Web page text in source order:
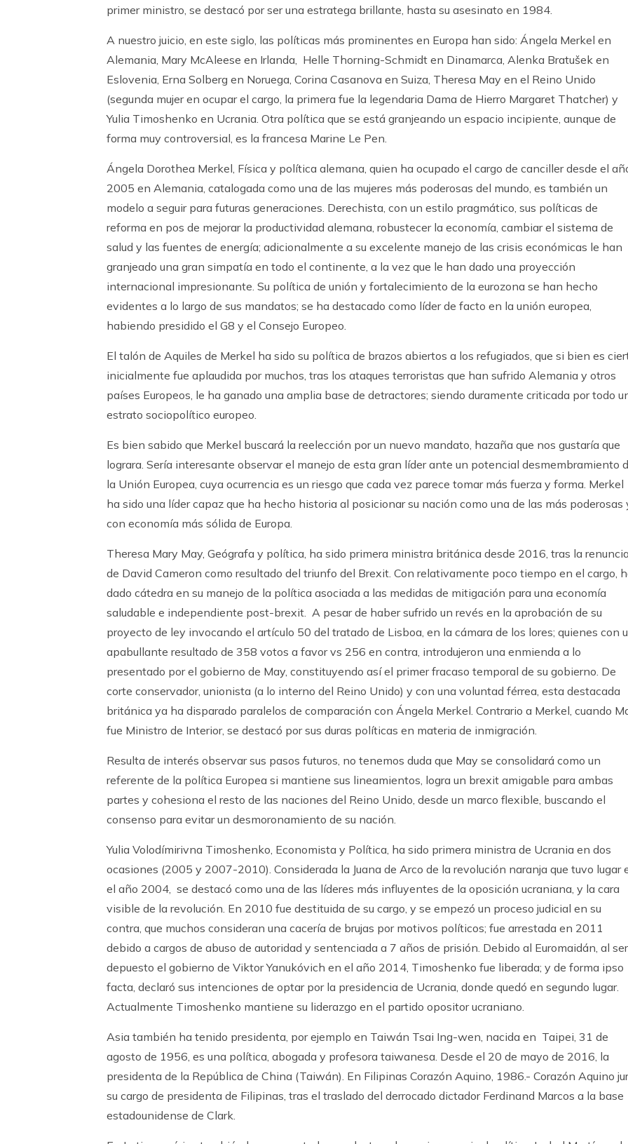
primer ministro, se destacó por ser una estratega brillante, hasta su asesinato en 1984.
A nuestro juicio, en este siglo, las políticas más prominentes en Europa han sido: Ángela Merkel en
Alemania, Mary McAleese en Irlanda, Helle Thorning-Schmidt en Dinamarca, Alenka Bratušek en
Eslovenia, Erna Solberg en Noruega, Corina Casanova en Suiza, Theresa May en el Reino Unido
(segunda mujer en ocupar el cargo, la primera fue la legendaria Dama de Hierro Margaret Thatcher) y
Yulia Timoshenko en Ucrania. Otra política que se está granjeando un espacio incipiente, aunque de
forma muy controversial, es la francesa Marine Le Pen.
Ángela Dorothea Merkel, Física y política alemana, quien ha ocupado el cargo de canciller desde el
2005 en Alemania, catalogada como una de las mujeres más poderosas del mundo, es también un
modelo a seguir para futuras generaciones. Derechista, con un estilo pragmático, sus políticas de
reforma en pos de mejorar la productividad alemana, robustecer la economía, cambiar el sistema de
salud y las fuentes de energía; adicionalmente a su excelente manejo de las crisis económicas le han
granjeado una gran simpatía en todo el continente, a la vez que le han dado una proyección
internacional impresionante. Su política de unión y fortalecimiento de la eurozona se han hecho
evidentes a lo largo de sus mandatos; se ha destacado como líder de facto en la unión europea,
habiendo presidido el G8 y el Consejo Europeo.
El talón de Aquiles de Merkel ha sido su política de brazos abiertos a los refugiados, que si bien es
inicialmente fue aplaudida por muchos, tras los ataques terroristas que han sufrido Alemania y otros
países Europeos, le ha ganado una amplia base de detractores; siendo duramente criticada por todo
estrato sociopolítico europeo.
Es bien sabido que Merkel buscará la reelección por un nuevo mandato, hazaña que nos gustaría que
lograra. Sería interesante observar el manejo de esta gran líder ante un potencial desmembramiento
la Unión Europea, cuya ocurrencia es un riesgo que cada vez parece tomar más fuerza y forma. Merkel
ha sido una líder capaz que ha hecho historia al posicionar su nación como una de las más poderosas
con economía más sólida de Europa.
Theresa Mary May, Geógrafa y política, ha sido primera ministra británica desde 2016, tras la
de David Cameron como resultado del triunfo del Brexit. Con relativamente poco tiempo en el cargo,
dado cátedra en su manejo de la política asociada a las medidas de mitigación para una economía
saludable e independiente post-brexit. A pesar de haber sufrido un revés en la aprobación de su
proyecto de ley invocando el artículo 50 del tratado de Lisboa, en la cámara de los lores; quienes con
apabullante resultado de 358 votos a favor vs 256 en contra, introdujeron una enmienda a lo
presentado por el gobierno de May, constituyendo así el primer fracaso temporal de su gobierno. De
corte conservador, unionista (a lo interno del Reino Unido) y con una voluntad férrea, esta destacada
británica ya ha disparado paralelos de comparación con Ángela Merkel. Contrario a Merkel, cuando
fue Ministro de Interior, se destacó por sus duras políticas en materia de inmigración.
Resulta de interés observar sus pasos futuros, no tenemos duda que May se consolidará como un
referente de la política Europea si mantiene sus lineamientos, logra un brexit amigable para ambas
partes y cohesiona el resto de las naciones del Reino Unido, desde un marco flexible, buscando el
consenso para evitar un desmoronamiento de su nación.
Yulia Volodímirivna Timoshenko, Economista y Política, ha sido primera ministra de Ucrania en dos
ocasiones (2005 y 2007-2010). Considerada la Juana de Arco de la revolución naranja que tuvo lugar
el año 2004, se destacó como una de las líderes más influyentes de la oposición ucraniana, y la cara
visible de la revolución. En 2010 fue destituida de su cargo, y se empezó un proceso judicial en su
contra, que muchos consideran una cacería de brujas por motivos políticos; fue arrestada en 2011
debido a cargos de abuso de autoridad y sentenciada a 7 años de prisión. Debido al Euromaidán, al ser
depuesto el gobierno de Viktor Yanukóvich en el año 2014, Timoshenko fue liberada; y de forma ipso
facta, declaró sus intenciones de optar por la presidencia de Ucrania, donde quedó en segundo lugar.
Actualmente Timoshenko mantiene su liderazgo en el partido opositor ucraniano.
Asia también ha tenido presidenta, por ejemplo en Taiwán Tsai Ing-wen, nacida en Taipei, 31 de
agosto de 1956, es una política, abogada y profesora taiwanesa. Desde el 20 de mayo de 2016, la
presidenta de la República de China (Taiwán). En Filipinas Corazón Aquino, 1986.- Corazón Aquino
su cargo de presidenta de Filipinas, tras el traslado del derrocado dictador Ferdinand Marcos a la base
estadounidense de Clark.